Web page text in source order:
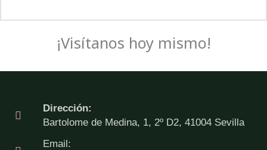
¡Visítanos hoy mismo!
Dirección:
Bartolome de Medina, 1, 2º D2, 41004 Sevilla
Email: